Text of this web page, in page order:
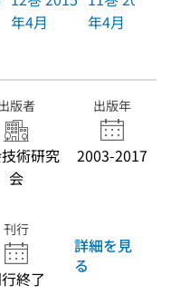
年4月
年4月
版者
術研究
会
出版年
2003-2017
刊行
終了
詳細を見
る